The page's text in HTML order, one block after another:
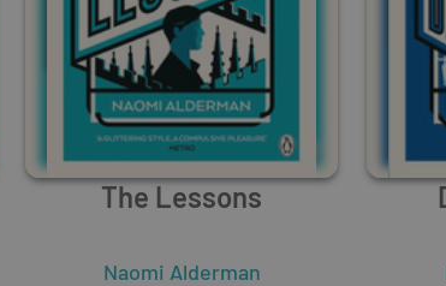
The Lessons
Naomi Alderman